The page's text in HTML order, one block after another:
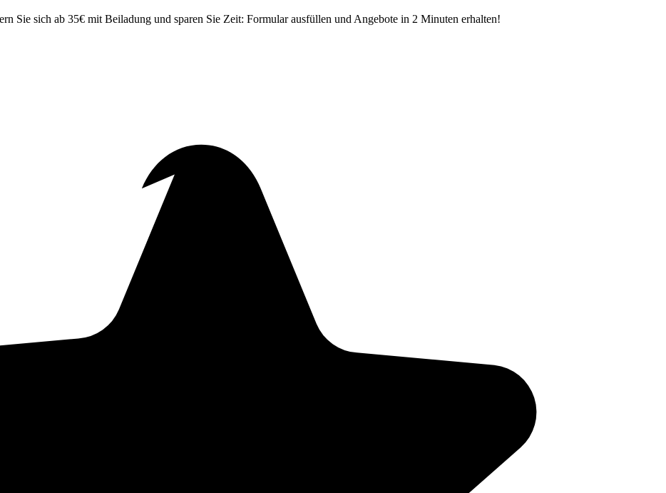
Sie sich ab 35€ mit Beiladung und sparen Sie Zeit: Formular ausfüllen und Angebote in 2 Minuten erhalten!